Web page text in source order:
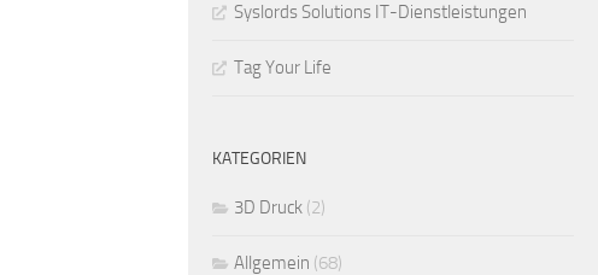
Syslords Solutions IT-Dienstleistungen
Tag Your Life
KATEGORIEN
3D Druck (2)
Allgemein (68)